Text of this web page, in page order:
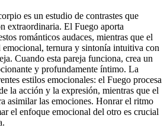
es un estudio de contrastes que
extraordinaria. El Fuego aporta
románticos audaces, mientras que el
ternura y sintonía intuitiva con
Cuando esta pareja funciona, crea un
y profundamente íntimo. La
estilos emocionales: el Fuego procesa
la acción y la expresión, mientras que el
asimilar las emociones. Honrar el ritmo
el enfoque emocional del otro es crucial